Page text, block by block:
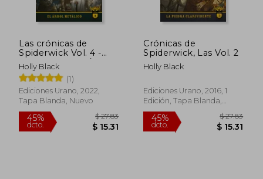
45%
dcto.
Las crónicas de
Spiderwick Vol. 4 -
BLACK, HOLLY /
DiTerlizzi, Tony -
Libro Físico
Holly Black
(1)
Ediciones Urano, 2022,
Tapa Blanda, Nuevo
Crónicas de
Spiderwick, Las Vol. 2
Holly Black
Ediciones Urano, 2016, 1
Edición, Tapa Blanda,
Nuevo